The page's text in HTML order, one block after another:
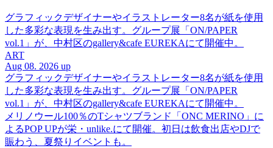
グラフィックデザイナーやイラストレーター8名が紙を使用
した多彩な表現を生み出す。グループ展「ON/PAPER
vol.1」が、中村区のgallery&cafe EUREKAにて開催中。
ART
Aug 08. 2026 up
グラフィックデザイナーやイラストレーター8名が紙を使用
した多彩な表現を生み出す。グループ展「ON/PAPER
vol.1」が、中村区のgallery&cafe EUREKAにて開催中。
メリノウール100％のTシャツブランド「ONC MERINO」に
よるPOP UPが栄・unlike.にて開催。初日は飲食出店やDJで
賑わう、夏祭りイベントも。